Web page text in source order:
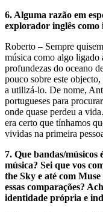
6. Alguma razão em
explorador inglês como
Roberto – Sempre
música como algo ligado
profundezas do oceano
pouco sobre este
a utilizá-lo. De nome,
portugueses para
onde quase perdeu a
era certo que tínhamos
vividas na primeira
7. Que bandas/músicos
música? Sei que vos
the Sky e até com
essas comparações?
identidade própria e